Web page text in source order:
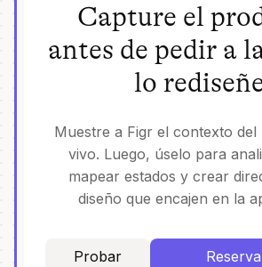
Capture el
antes de pedir a
lo
Muestre a Figr el contexto
vivo. Luego, úselo para
mapear estados y crear
diseño que encajen en la
Probar